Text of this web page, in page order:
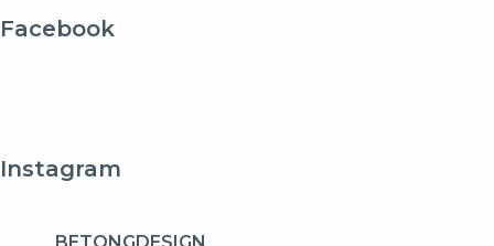
Facebook
Instagram